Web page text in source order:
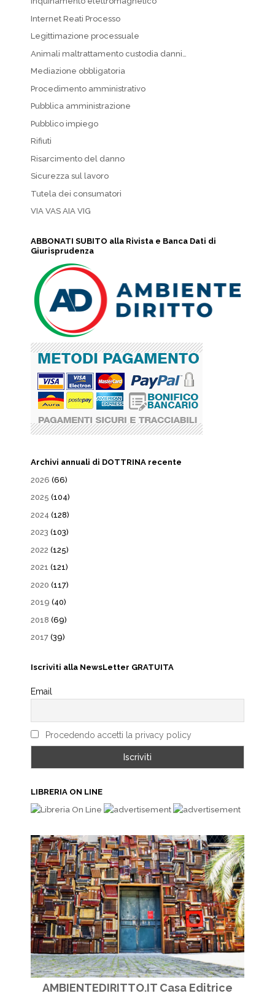
Internet Reati Processo
Legittimazione processuale
Animali maltrattamento custodia danni…
Mediazione obbligatoria
Procedimento amministrativo
Pubblica amministrazione
Pubblico impiego
Rifiuti
Risarcimento del danno
Sicurezza sul lavoro
Tutela dei consumatori
VIA VAS AIA VIG
ABBONATI SUBITO alla Rivista e Banca Dati di
Giurisprudenza
Archivi annuali di DOTTRINA recente
2026 (66)
2025 (104)
2024 (128)
2023 (103)
2022 (125)
2021 (121)
2020 (117)
2019 (40)
2018 (69)
2017 (39)
Iscriviti alla NewsLetter GRATUITA
Email
Procedendo accetti la privacy policy
LIBRERIA ON LINE
AMBIENTEDIRITTO.IT Casa Editrice